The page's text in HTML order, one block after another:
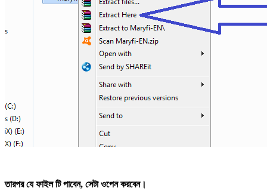
তারপর যে ফাইল টি পাবেন, সেটা ওপেন করবেন।